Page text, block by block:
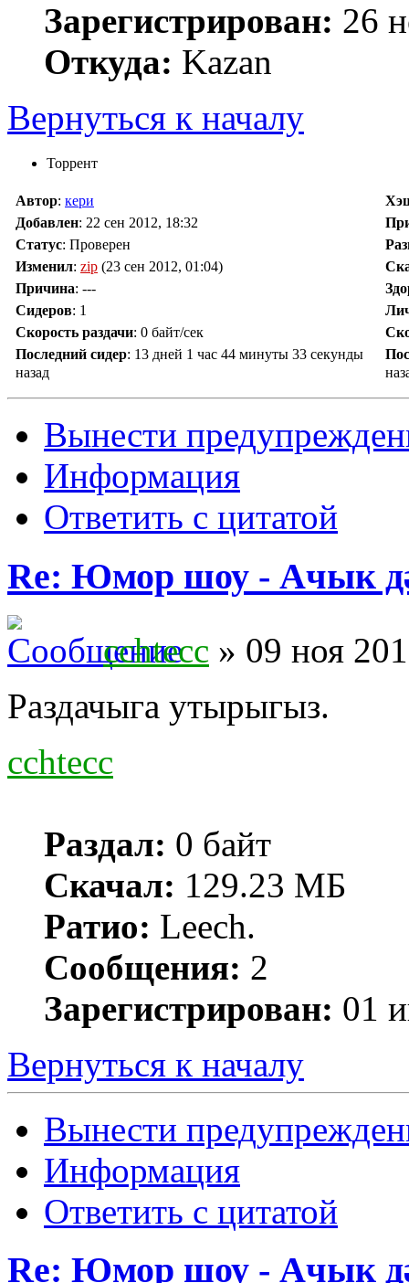
Зарегистрирован: 26
Откуда: Kazan
Вернуться к началу
Торрент
Автор: кери
Добавлен: 22 сен 2012, 18:32
Статус: Проверен
Изменил: zip (23 сен 2012, 01:04)
Причина: ---
Сидеров: 1
Скорость раздачи: 0 байт/сек
Последний сидер: 13 дней 1 час 44 минуты 33 секунды
назад
Вынести
Информация
Ответить с цитатой
Re: Юмор шоу - Ачык
cchtecc » 09 ноя
Раздачыга утырыгыз.
cchtecc
Раздал: 0 байт
Скачал: 129.23 МБ
Ратио: Leech.
Сообщения: 2
Зарегистрирован: 01
Вернуться к началу
Вынести
Информация
Ответить с цитатой
Re: Юмор шоу - Ачык